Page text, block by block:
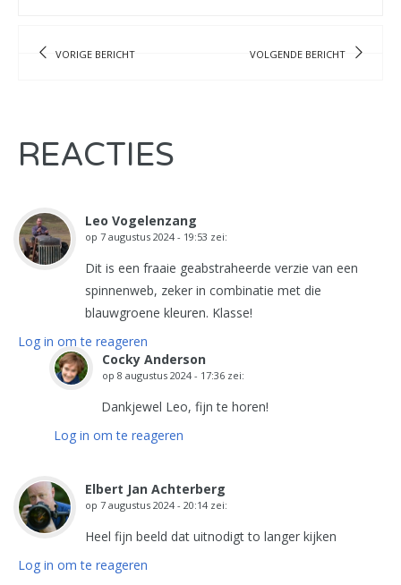
VORIGE BERICHT VOLGENDE BERICHT
REACTIES
Leo Vogelenzang
op 7 augustus 2024 - 19:53 zei:
Dit is een fraaie geabstraheerde verzie van een
spinnenweb, zeker in combinatie met die
blauwgroene kleuren. Klasse!
Log in om te reageren
Cocky Anderson
op 8 augustus 2024 - 17:36 zei:
Dankjewel Leo, fijn te horen!
Log in om te reageren
Elbert Jan Achterberg
op 7 augustus 2024 - 20:14 zei:
Heel fijn beeld dat uitnodigt to langer kijken
Log in om te reageren